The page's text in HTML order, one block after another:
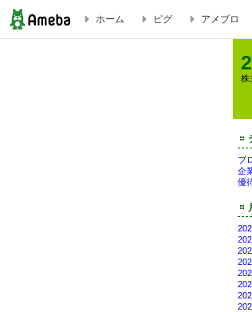
ホーム ピグ アメブロ
株
ブ
企
優